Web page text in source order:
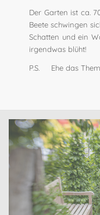
Der Garten ist ca.
Beete schwingen
Schatten und ein
irgendwas blüht!
P.S. Ehe das